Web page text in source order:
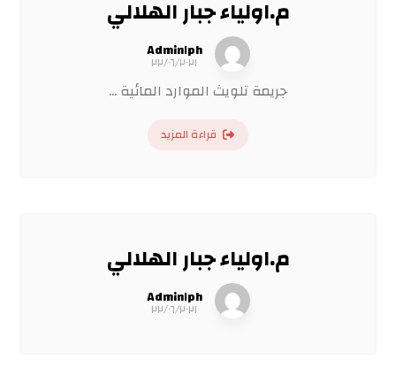
م.اولياء جبار الهلالي
Admin١ph
٢٢/٠٦/٢٠٢١
جريمة تلويث الموارد المائية ...
قراءة المزيد
م.اولياء جبار الهلالي
Admin١ph
٢٢/٠٦/٢٠٢١